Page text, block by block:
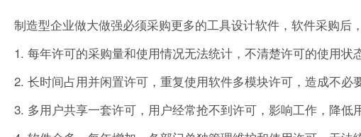
制造型企业做大做强必须采购更多的工具设计软件，软件采购后
1. 每年许可的采购量和使用情况无法统计，不清楚许可的使用
2. 长时间占用并闲置许可，重复使用软件多模块许可，造成不必
3. 多用户共享一套许可，用户经常抢不到许可，影响工作，降低